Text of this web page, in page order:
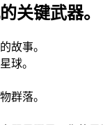
关键武器。
故事。
球。
群落。